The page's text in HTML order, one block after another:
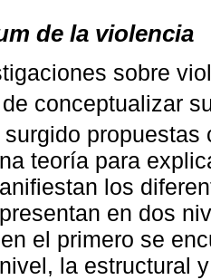
de la violencia
sobre
conceptualizar
surgido
teoría para
los
en dos
el primero se
la estructural